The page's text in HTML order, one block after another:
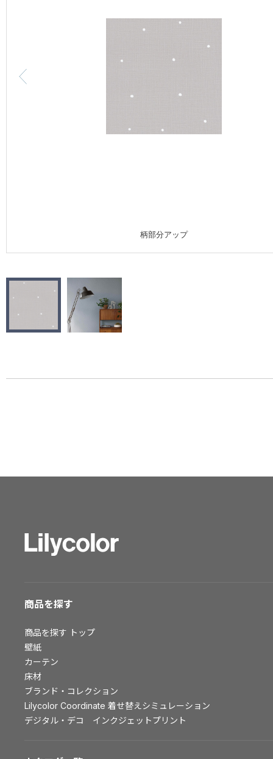
カーテン
モデルハウス
新築戸建・マンション
#リリカラのある暮らし
大阪ショールーム
仙台ショールーム
お客様サポート
お客様サポート トップ
資料ダウンロード
画像ダウンロード
動画一覧
お手入れ便利帳
お役立ち資料
お問い合わせ（一般のお客様）
柄部分アップ
商品を探す
商品を探す トップ
壁紙
カーテン
床材
ブランド・コレクション
Lilycolor Coordinate 着せ替えシミュレーション
デジタル・デコ インクジェットプリント